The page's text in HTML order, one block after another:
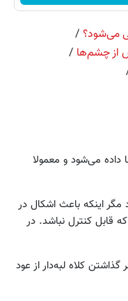
می‌شود؟ /
از چشم‌ها /
می‌شود و معمولا
مگر اینکه باعث اشکال در
که قابل کنترل نباشد. در
کلاه لبه‌دار از عود